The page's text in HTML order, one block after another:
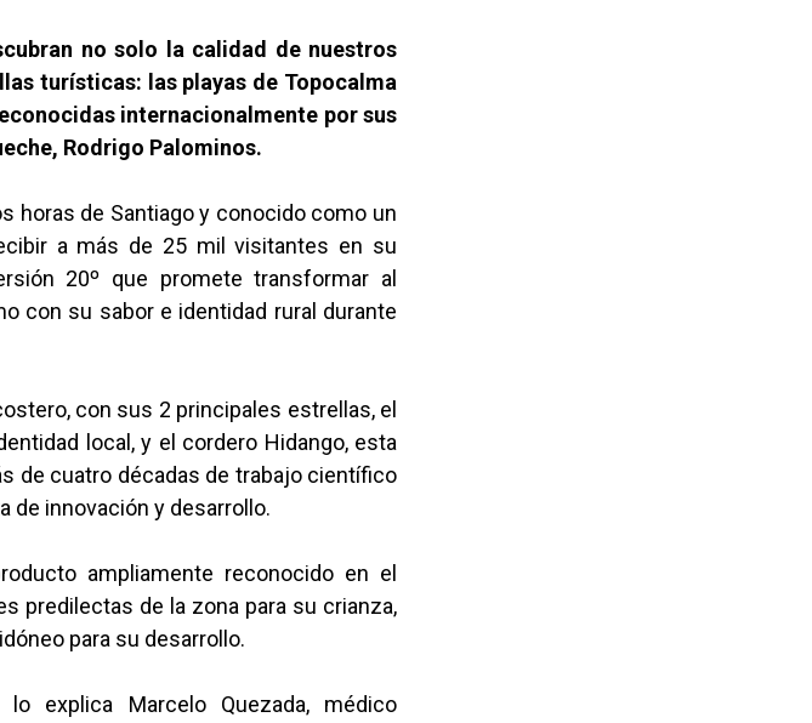
no solo la calidad de nuestros
turísticas: las playas de Topocalma
internacionalmente por sus
Rodrigo Palominos.
horas de Santiago y conocido como un
a más de 25 mil visitantes en su
20º que promete transformar al
con su sabor e identidad rural durante
con sus 2 principales estrellas, el
local, y el cordero Hidango, esta
de cuatro décadas de trabajo científico
de innovación y desarrollo.
ampliamente reconocido en el
predilectas de la zona para su crianza,
para su desarrollo.
explica Marcelo Quezada, médico